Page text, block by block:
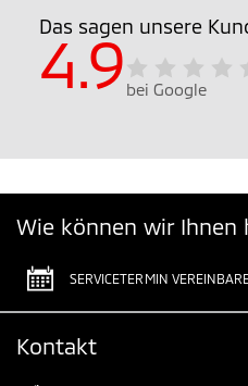
Das sagen unsere
4.9 bei Google
Wie können wir Ihnen
SERVICETERMIN
Kontakt